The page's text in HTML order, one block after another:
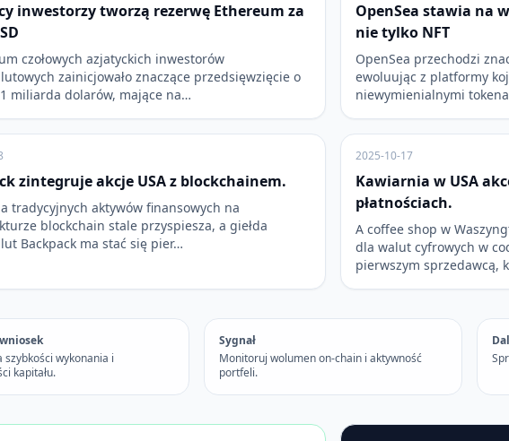
inwestorzy tworzą rezerwę Ethereum za
czołowych azjatyckich inwestorów
zainicjowało znaczące przedsięwzięcie o
miliarda dolarów, mające na…
OpenSea stawia na
nie tylko NFT
OpenSea przechodzi
ewoluując z platformy
niewymienialnymi
zintegruje akcje USA z blockchainem.
tradycyjnych aktywów finansowych na
blockchain stale przyspiesza, a giełda
Backpack ma stać się pier…
2025-10-17
Kawiarnia w USA
płatnościach.
A coffee shop w
dla walut cyfrowych w
pierwszym sprzedawcą,
szybkości wykonania i
kapitału.
Sygnał
Monitoruj wolumen on-chain i aktywność
portfeli.